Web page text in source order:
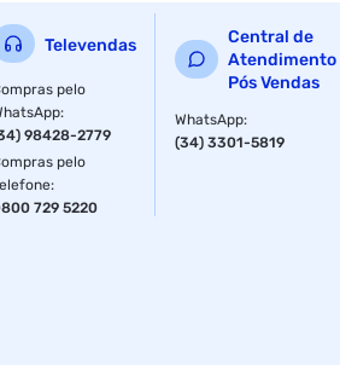
Televendas
pelo
:
98428-2779
pelo
:
729 5220
Central de
Atendimento
Pós Vendas
WhatsApp:
(34) 3301-5819